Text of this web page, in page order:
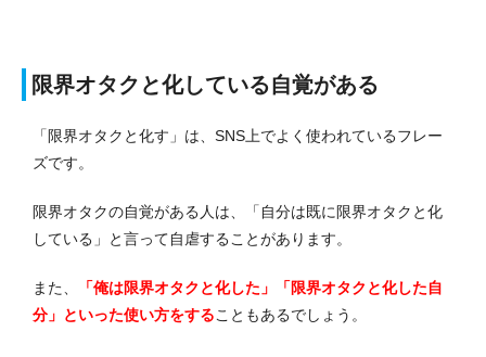
限界オタクと化している自覚がある
「限界オタクと化す」は、SNS上でよく使われているフレー
ズです。
限界オタクの自覚がある人は、「自分は既に限界オタクと化
している」と言って自虐することがあります。
また、
「俺は限界オタクと化した」「限界オタクと化した自
分」といった使い方をすることもあるでしょう。